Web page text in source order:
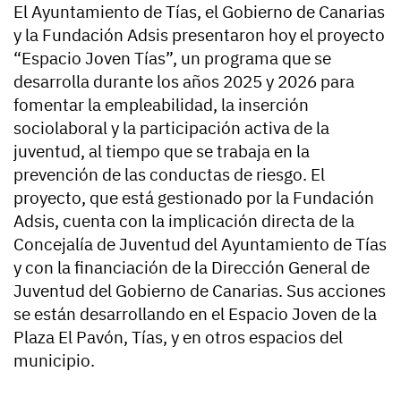
El Ayuntamiento de Tías, el Gobierno de Canarias
y la Fundación Adsis presentaron hoy el proyecto
“Espacio Joven Tías”, un programa que se
desarrolla durante los años 2025 y 2026 para
fomentar la empleabilidad, la inserción
sociolaboral y la participación activa de la
juventud, al tiempo que se trabaja en la
prevención de las conductas de riesgo. El
proyecto, que está gestionado por la Fundación
Adsis, cuenta con la implicación directa de la
Concejalía de Juventud del Ayuntamiento de Tías
y con la financiación de la Dirección General de
Juventud del Gobierno de Canarias. Sus acciones
se están desarrollando en el Espacio Joven de la
Plaza El Pavón, Tías, y en otros espacios del
municipio.